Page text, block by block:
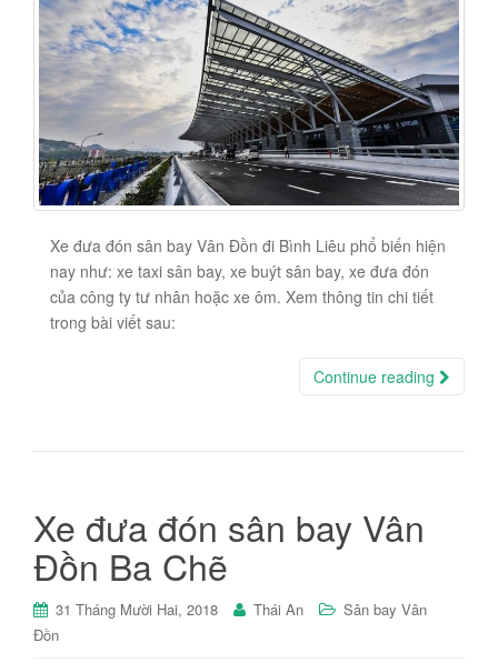
Xe đưa đón sân bay Vân Đồn đi Bình Liêu phổ biến hiện
nay như: xe taxi sân bay, xe buýt sân bay, xe đưa đón
của công ty tư nhân hoặc xe ôm. Xem thông tin chi tiết
trong bài viết sau:
Continue reading
Xe đưa đón sân bay Vân
Đồn Ba Chẽ
31 Tháng Mười Hai, 2018 Thái An
Sân bay Vân
Đồn